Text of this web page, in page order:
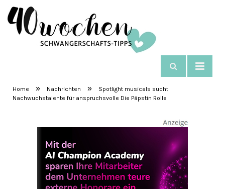
SchwangerschaftsTipps
Home » Nachrichten »
Spotlight musicals sucht
Nachwuchstalente für anspruchsvolle Die Päpstin Rolle